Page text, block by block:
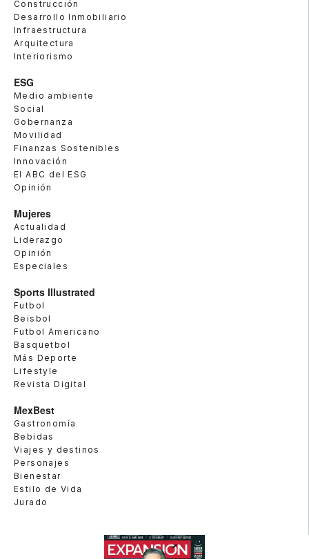
Construcción
Desarrollo Inmobiliario
Infraestructura
Arquitectura
Interiorismo
ESG
Medio ambiente
Social
Gobernanza
Movilidad
Finanzas Sostenibles
Innovación
El ABC del ESG
Opinión
Mujeres
Actualidad
Liderazgo
Opinión
Especiales
Sports Illustrated
Futbol
Beisbol
Futbol Americano
Basquetbol
Más Deporte
Lifestyle
Revista Digital
MexBest
Gastronomía
Bebidas
Viajes y destinos
Personajes
Bienestar
Estilo de Vida
Jurado